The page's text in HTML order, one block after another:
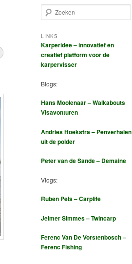
o
k
e
n
LINKS
Karperidee – innovatief en
creatief platform voor de
karpervisser
Blogs:
Hans Moolenaar – Walkabouts
Visavonturen
Andries Hoekstra – Penverhalen
uit de polder
Peter van de Sande – Demaine
Vlogs:
Ruben Pels – Carplife
Jelmer Simmes – Twincarp
Ferenc Van De Vorstenbosch –
Ferenc Fishing